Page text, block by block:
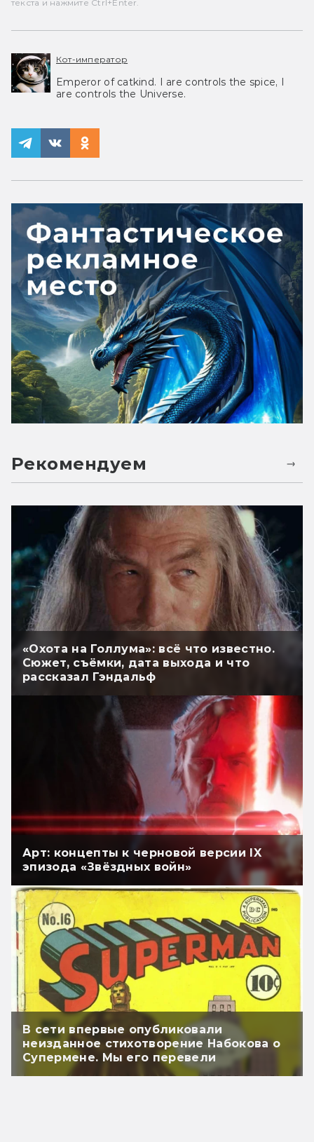
текста и нажмите Ctrl+Enter.
Кот-император
Emperor of catkind. I are controls the spice, I
are controls the Universe.
Рекомендуем
«Охота на Голлума»: всё что известно.
Сюжет, съёмки, дата выхода и что
рассказал Гэндальф
Арт: концепты к черновой версии IX
эпизода «Звёздных войн»
В сети впервые опубликовали
неизданное стихотворение Набокова о
Супермене. Мы его перевели